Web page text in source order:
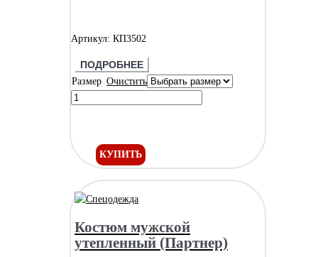
Артикул: КП3502
ПОДРОБНЕЕ
Размер Очистить
КУПИТЬ
Костюм мужской
утепленный (Партнер)